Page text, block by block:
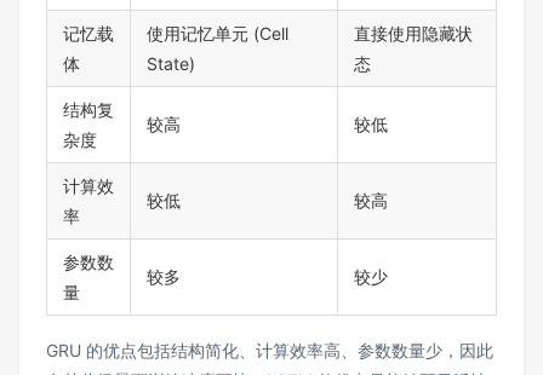
记忆载
体
使用记忆单元 (Cell
State)
直接使用隐藏状
态
结构复
杂度
较高 较低
计算效
率
较低 较高
参数数
量
较多 较少
GRU 的优点包括结构简化、计算效率高、参数数量少，因此